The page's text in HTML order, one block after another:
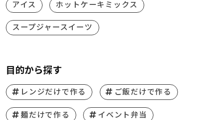
アイス ホットケーキミックス
スープジャースイーツ
目的から探す
レンジだけで作る ご飯だけで作る
麺だけで作る イベント弁当